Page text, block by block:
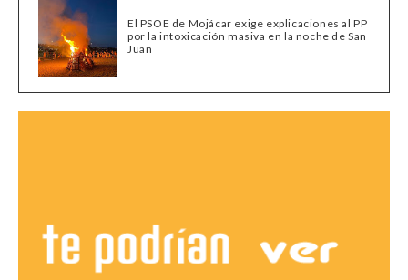
El PSOE de Mojácar exige explicaciones al PP
por la intoxicación masiva en la noche de San
Juan